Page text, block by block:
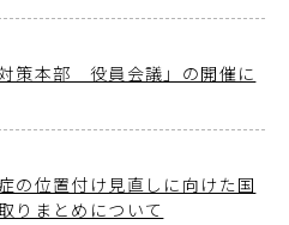
策本部 役員会議」の開催に
の位置付け見直しに向けた国
りまとめについて